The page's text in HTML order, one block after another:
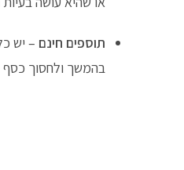
תוספים חינם – יש
בהמשך ולחסוך כסף